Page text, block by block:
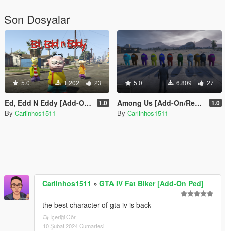
Son Dosyalar
5.0 1.202 23
Ed, Edd N Eddy [Add-On Ped] 1.0
By Carlinhos1511
5.0 6.809 27
Among Us [Add-On/Replace] 1.0
By Carlinhos1511
Carlinhos1511 » GTA IV Fat Biker [Add-On Ped]
the best character of gta iv is back
İçeriği Gör
10 Şubat 2024 Cumartesi